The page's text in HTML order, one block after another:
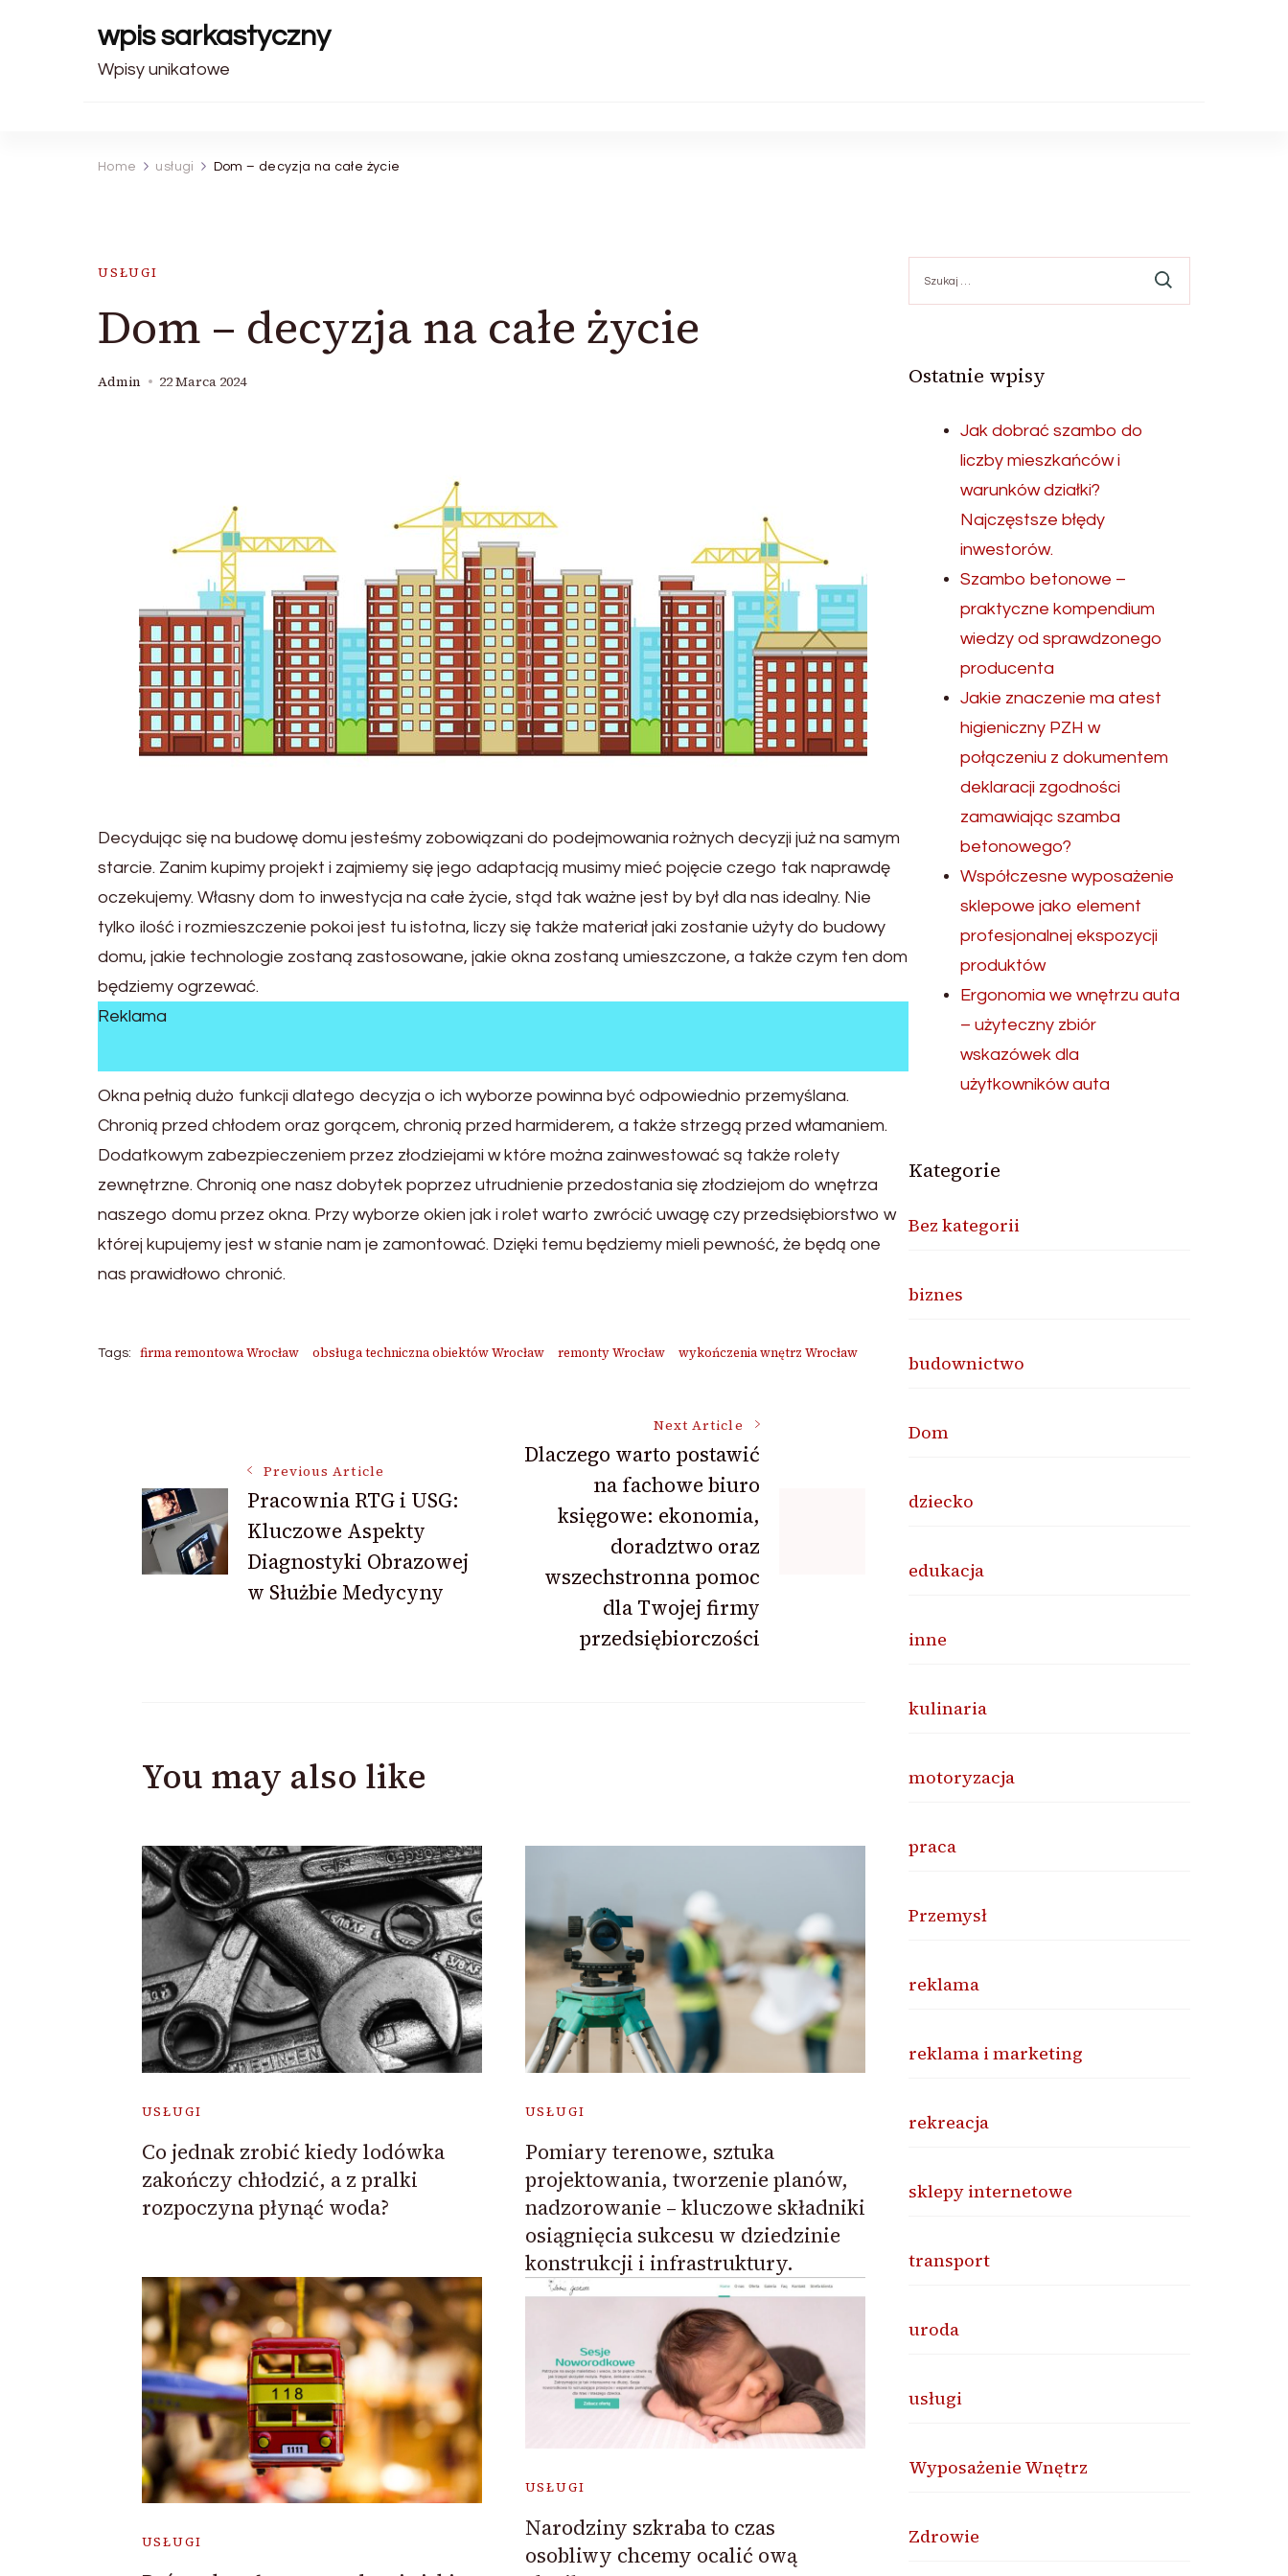
wpis sarkastyczny
Wpisy unikatowe
Home usługi Dom – decyzja na całe życie
USŁUGI
Dom – decyzja na całe życie
Admin 22 Marca 2024
Decydując się na budowę domu jesteśmy zobowiązani do podejmowania rożnych decyzji już na samym
starcie. Zanim kupimy projekt i zajmiemy się jego adaptacją musimy mieć pojęcie czego tak naprawdę
oczekujemy. Własny dom to inwestycja na całe życie, stąd tak ważne jest by był dla nas idealny. Nie
tylko ilość i rozmieszczenie pokoi jest tu istotna, liczy się także materiał jaki zostanie użyty do budowy
domu, jakie technologie zostaną zastosowane, jakie okna zostaną umieszczone, a także czym ten dom
będziemy ogrzewać.
Reklama
Okna pełnią dużo funkcji dlatego decyzja o ich wyborze powinna być odpowiednio przemyślana.
Chronią przed chłodem oraz gorącem, chronią przed harmiderem, a także strzegą przed włamaniem.
Dodatkowym zabezpieczeniem przez złodziejami w które można zainwestować są także rolety
zewnętrzne. Chronią one nasz dobytek poprzez utrudnienie przedostania się złodziejom do wnętrza
naszego domu przez okna. Przy wyborze okien jak i rolet warto zwrócić uwagę czy przedsiębiorstwo w
której kupujemy jest w stanie nam je zamontować. Dzięki temu będziemy mieli pewność, że będą one
nas prawidłowo chronić.
Tags: firma remontowa Wrocław obsługa techniczna obiektów Wrocław remonty Wrocław wykończenia wnętrz Wrocław
Navigation
Previous Article
Pracownia RTG i USG:
Kluczowe Aspekty
Diagnostyki Obrazowej
w Służbie Medycyny
Next Article
Dlaczego warto postawić
na fachowe biuro
księgowe: ekonomia,
doradztwo oraz
wszechstronna pomoc
dla Twojej firmy
przedsiębiorczości
You may also like
USŁUGI
Co jednak zrobić kiedy lodówka
zakończy chłodzić, a z pralki
rozpoczyna płynąć woda?
USŁUGI
Pomiary terenowe, sztuka
projektowania, tworzenie planów,
nadzorowanie – kluczowe składniki
osiągnięcia sukcesu w dziedzinie
konstrukcji i infrastruktury.
USŁUGI
USŁUGI
Narodziny szkraba to czas
osobliwy chcemy ocalić ową
Ostatnie wpisy
Jak dobrać szambo do
liczby mieszkańców i
warunków działki?
Najczęstsze błędy
inwestorów.
Szambo betonowe –
praktyczne kompendium
wiedzy od sprawdzonego
producenta
Jakie znaczenie ma atest
higieniczny PZH w
połączeniu z dokumentem
deklaracji zgodności
zamawiając szamba
betonowego?
Współczesne wyposażenie
sklepowe jako element
profesjonalnej ekspozycji
produktów
Ergonomia we wnętrzu auta
– użyteczny zbiór
wskazówek dla
użytkowników auta
Kategorie
Bez kategorii
biznes
budownictwo
Dom
dziecko
edukacja
inne
kulinaria
motoryzacja
praca
Przemysł
reklama
reklama i marketing
rekreacja
sklepy internetowe
transport
uroda
usługi
Wyposażenie Wnętrz
Zdrowie